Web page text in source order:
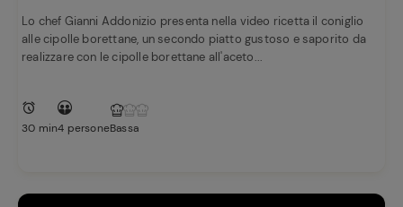
Lo chef Gianni Addonizio presenta nella video ricetta il coniglio
alle cipolle borettane, un secondo piatto gustoso e saporito da
realizzare con le cipolle borettane all'aceto...
30 min4 personeBassa